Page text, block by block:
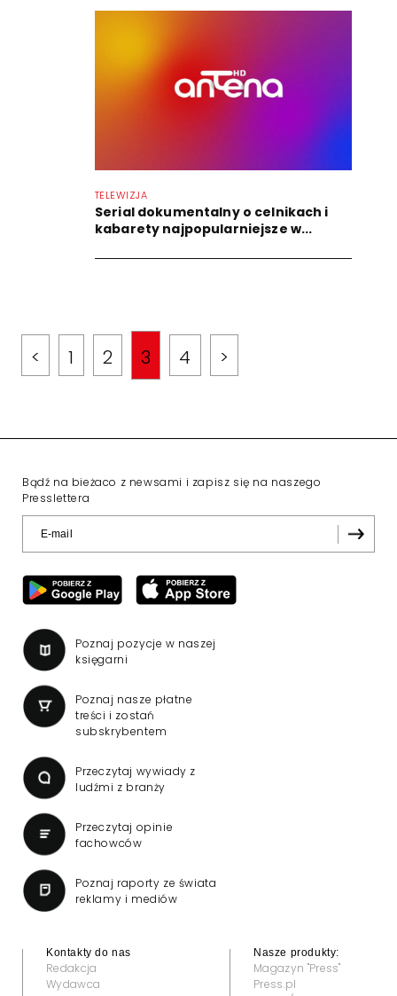
TELEWIZJA
Serial dokumentalny o celnikach i
kabarety najpopularniejsze w...
< 1 2 3 4 >
Bądź na bieżaco z newsami i zapisz się na naszego
Presslettera
Poznaj pozycje w naszej
księgarni
Poznaj nasze płatne
treści i zostań
subskrybentem
Przeczytaj wywiady z
ludźmi z branży
Przeczytaj opinie
fachowców
Poznaj raporty ze świata
reklamy i mediów
Kontakty do nas
Redakcja
Wydawca
Nasze produkty:
Magazyn "Press"
Press.pl